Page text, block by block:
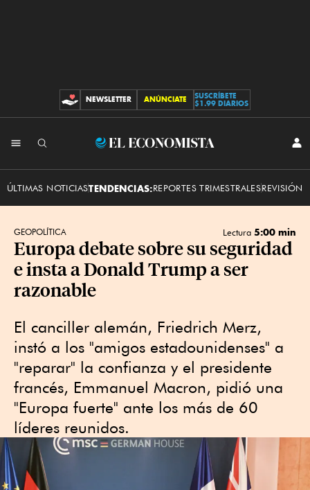
CONTRIBUCIONES
NEWSLETTER ANÚNCIATE
SUSCRÍBETE
$1.99 DIARIOS
El
ÚLTIMAS NOTICIASTENDENCIAS:REPORTES TRIMESTRALESREVISIÓN
GEOPOLÍTICA Lectura 5:00 min
Europa debate sobre su seguridad
e insta a Donald Trump a ser
razonable
El canciller alemán, Friedrich Merz,
instó a los "amigos estadounidenses" a
"reparar" la confianza y el presidente
francés, Emmanuel Macron, pidió una
"Europa fuerte" ante los más de 60
líderes reunidos.